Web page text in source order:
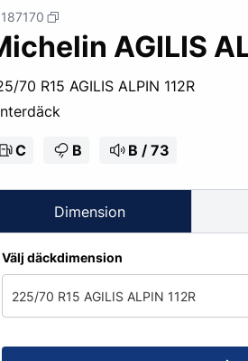
Entreprenad & Maskiner
Grönyte & Smådäck
Lastbilsfälgar
O-ringar
Fälgtillbehör
Pinnbultar
Fälgskydd
Bult & Mutter
Fälglås
Kåpor
Mutterpåsar
Spacer
Ventiler
Vikter
AGILIS
70 R15 AGILIS ALPIN 112R
C B B / 73
Dimension
Välj däckdimension
225/70 R15 AGILIS ALPIN 112R